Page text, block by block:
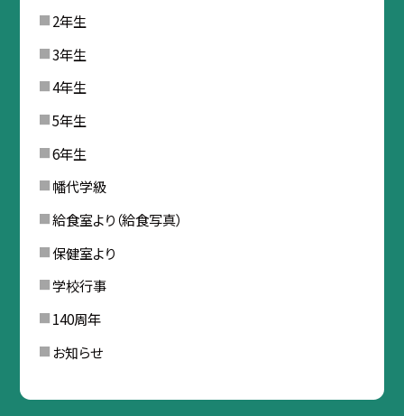
2年生
3年生
4年生
5年生
6年生
幡代学級
給食室より（給食写真）
保健室より
学校行事
140周年
お知らせ